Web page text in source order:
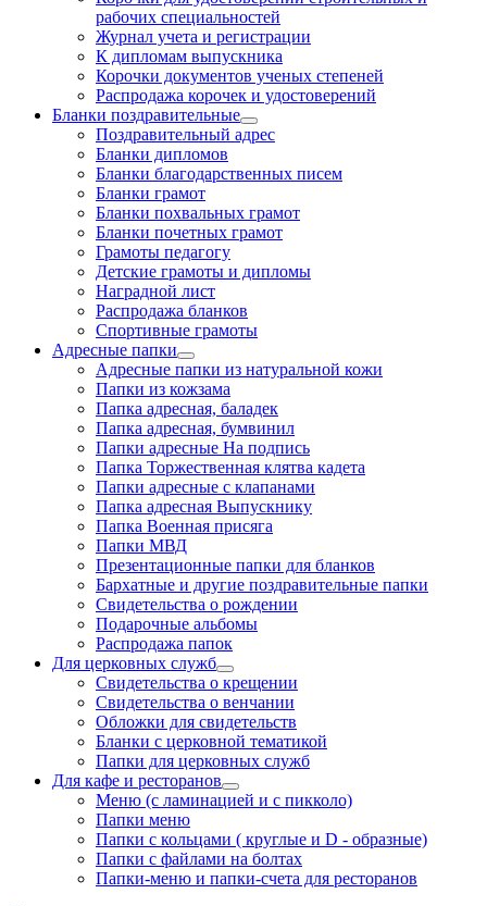
рабочих специальностей
Журнал учета и регистрации
К дипломам выпускника
Корочки документов ученых степеней
Распродажа корочек и удостоверений
Бланки поздравительные
Поздравительный адрес
Бланки дипломов
Бланки благодарственных писем
Бланки грамот
Бланки похвальных грамот
Бланки почетных грамот
Грамоты педагогу
Детские грамоты и дипломы
Наградной лист
Распродажа бланков
Спортивные грамоты
Адресные папки
Адресные папки из натуральной кожи
Папки из кожзама
Папка адресная, баладек
Папка адресная, бумвинил
Папки адресные На подпись
Папка Торжественная клятва кадета
Папки адресные с клапанами
Папка адресная Выпускнику
Папка Военная присяга
Папки МВД
Презентационные папки для бланков
Бархатные и другие поздравительные папки
Свидетельства о рождении
Подарочные альбомы
Распродажа папок
Для церковных служб
Свидетельства о крещении
Свидетельства о венчании
Обложки для свидетельств
Бланки с церковной тематикой
Папки для церковных служб
Для кафе и ресторанов
Меню (с ламинацией и с пикколо)
Папки меню
Папки с кольцами ( круглые и D - образные)
Папки с файлами на болтах
Папки-меню и папки-счета для ресторанов